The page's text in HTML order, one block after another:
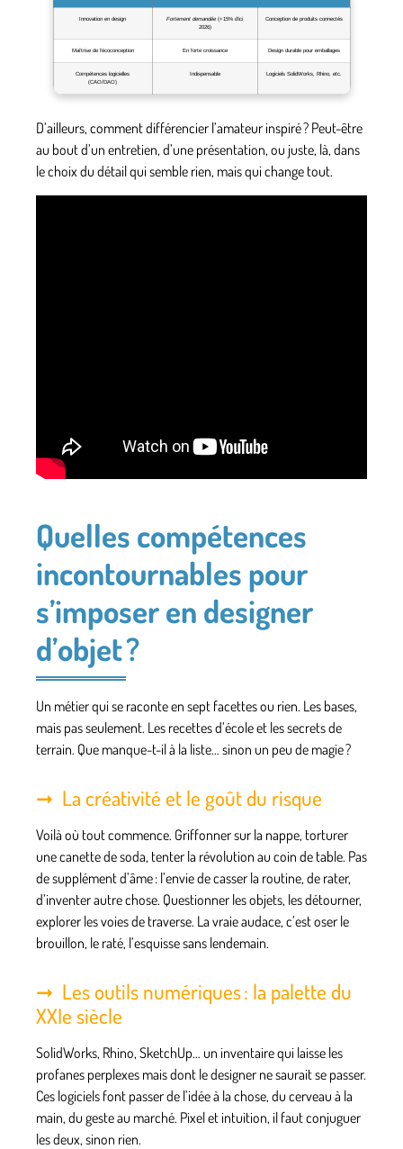
Innovation en design Fortement demandée (+15% d’ici
2026)
Conception de produits connectés
Maîtrise de l’écoconception En forte croissance Design durable pour emballages
Compétences logicielles
(CAO/DAO)
Indispensable Logiciels SolidWorks, Rhino, etc.
D’ailleurs, comment différencier l’amateur inspiré ? Peut-être
au bout d’un entretien, d’une présentation, ou juste, là, dans
le choix du détail qui semble rien, mais qui change tout.
Quelles compétences
incontournables pour
s’imposer en designer
d’objet ?
Un métier qui se raconte en sept facettes ou rien. Les bases,
mais pas seulement. Les recettes d’école et les secrets de
terrain. Que manque-t-il à la liste… sinon un peu de magie ?
La créativité et le goût du risque
Voilà où tout commence. Griffonner sur la nappe, torturer
une canette de soda, tenter la révolution au coin de table. Pas
de supplément d’âme : l’envie de casser la routine, de rater,
d’inventer autre chose. Questionner les objets, les détourner,
explorer les voies de traverse. La vraie audace, c’est oser le
brouillon, le raté, l’esquisse sans lendemain.
Les outils numériques : la palette du
XXIe siècle
SolidWorks, Rhino, SketchUp… un inventaire qui laisse les
profanes perplexes mais dont le designer ne saurait se passer.
Ces logiciels font passer de l’idée à la chose, du cerveau à la
main, du geste au marché. Pixel et intuition, il faut conjuguer
les deux, sinon rien.